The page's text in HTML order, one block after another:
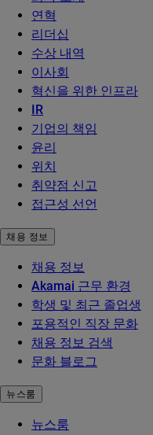
연혁
리더십
수상 내역
이사회
혁신을 위한 인프라
IR
기업의 책임
윤리
위치
취약점 신고
접근성 선언
채용 정보
채용 정보
Akamai 근무 환경
학생 및 최근 졸업생
포용적인 직장 문화
채용 정보 검색
문화 블로그
뉴스룸
뉴스룸